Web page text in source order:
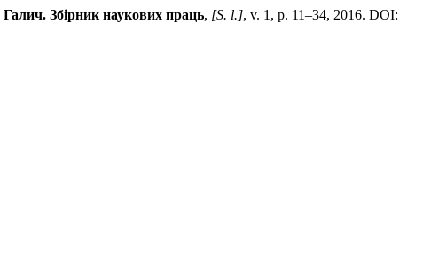
Галич. Збірник наукових праць, [S. l.], v. 1, p. 11–34, 2016. DOI: